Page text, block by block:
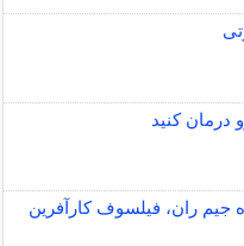
درمان کنید